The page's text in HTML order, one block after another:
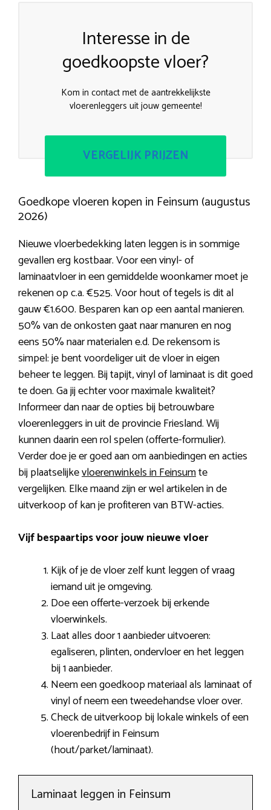
Interesse in de
goedkoopste vloer?
Kom in contact met de aantrekkelijkste
vloerenleggers uit jouw gemeente!
VERGELIJK PRIJZEN
Goedkope vloeren kopen in Feinsum (augustus
2026)
Nieuwe vloerbedekking laten leggen is in sommige
gevallen erg kostbaar. Voor een vinyl- of
laminaatvloer in een gemiddelde woonkamer moet je
rekenen op c.a. €525. Voor hout of tegels is dit al
gauw €1.600. Besparen kan op een aantal manieren.
50% van de onkosten gaat naar manuren en nog
eens 50% naar materialen e.d. De rekensom is
simpel: je bent voordeliger uit de vloer in eigen
beheer te leggen. Bij tapijt, vinyl of laminaat is dit goed
te doen. Ga jij echter voor maximale kwaliteit?
Informeer dan naar de opties bij betrouwbare
vloerenleggers in uit de provincie Friesland. Wij
kunnen daarin een rol spelen (offerte-formulier).
Verder doe je er goed aan om aanbiedingen en acties
bij plaatselijkevloerenwinkels in Feinsumte
vergelijken. Elke maand zijn er wel artikelen in de
uitverkoop of kan je profiteren van BTW-acties.
Vijf bespaartips voor jouw nieuwe vloer
Kijk of je de vloer zelf kunt leggen of vraag
iemand uit je omgeving.
Doe een offerte-verzoek bij erkende
vloerwinkels.
Laat alles door 1 aanbieder uitvoeren:
egaliseren, plinten, ondervloer en het leggen
bij 1 aanbieder.
Neem een goedkoop materiaal als laminaat of
vinyl of neem een tweedehandse vloer over.
Check de uitverkoop bij lokale winkels of een
vloerenbedrijf in Feinsum
(hout/parket/laminaat).
Laminaat leggen in Feinsum